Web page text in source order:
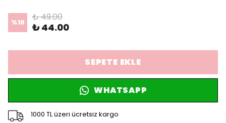
%10 ₺ 49.00
₺ 44.00
SEPETE EKLE
WHATSAPP
1000 TL üzeri ücretsiz kargo